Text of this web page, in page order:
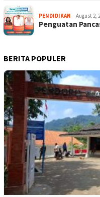
PENDIDIKAN August 2,
Penguatan
BERITA POPULER